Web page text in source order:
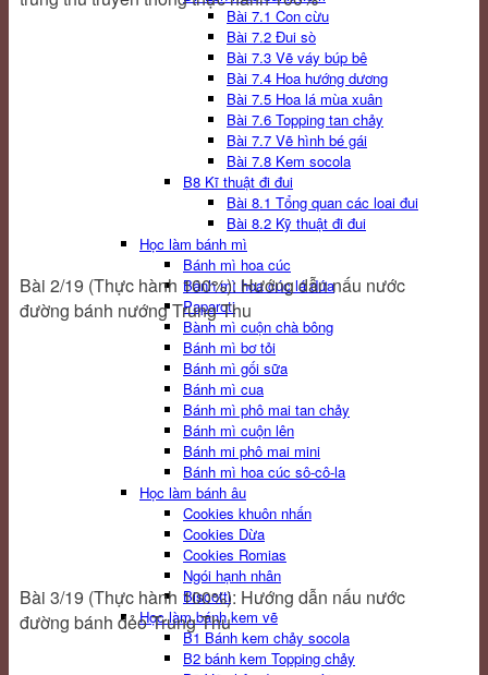
Bài 7.1 Con cừu
Bài 7.2 Đui sò
Bài 7.3 Vẽ váy búp bê
Bài 7.4 Hoa hướng dương
Bài 7.5 Hoa lá mùa xuân
Bài 7.6 Topping tan chảy
Bài 7.7 Vẽ hình bé gái
Bài 7.8 Kem socola
B8 Kĩ thuật đi đui
Bài 8.1 Tổng quan các loai đui
Bài 8.2 Kỹ thuật đi đui
Học làm bánh mì
Bánh mì hoa cúc
Bánh mì hoa cúc lá dứa
Paparoti
Bành mì cuộn chà bông
Bánh mì bơ tỏi
Bánh mì gối sữa
Bánh mì cua
Bánh mì phô mai tan chảy
Bánh mì cuộn lên
Bánh mi phô mai mini
Bánh mì hoa cúc sô-cô-la
Học làm bánh âu
Cookies khuôn nhấn
Cookies Dừa
Cookies Romias
Ngói hạnh nhân
Biscotti
Học làm bánh kem vẽ
B1 Bánh kem chảy socola
B2 bánh kem Topping chảy
Bài 2/19 (Thực hành 100%): Hướng dẫn nấu nước
đường bánh nướng Trung Thu
Bài 3/19 (Thực hành 100%): Hướng dẫn nấu nước
đường bánh dẻo Trung Thu